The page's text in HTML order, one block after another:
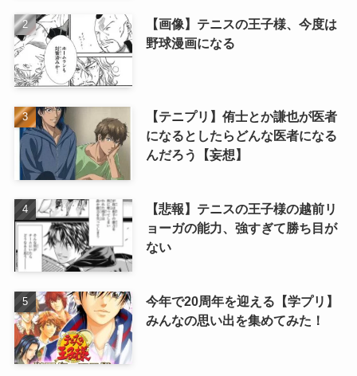
【画像】テニスの王子様、今度は
野球漫画になる
【テニプリ】侑士とか謙也が医者
になるとしたらどんな医者になる
んだろう【妄想】
【悲報】テニスの王子様の越前リ
ョーガの能力、強すぎて勝ち目が
ない
今年で20周年を迎える【学プリ】
みんなの思い出を集めてみた！